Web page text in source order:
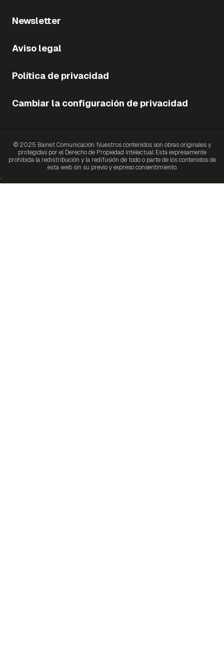
Newsletter
Aviso legal
Política de privacidad
Cambiar la configuración de privacidad
© 2025 Bainet Comunicación. Nuestros contenidos son obras originales y
protegidas por el Derecho de Propiedad Intelectual. Está expresamente
prohibida la redistribución y la redifusión de todo o parte de los contenidos de
esta web sin su previo y expreso consentimiento.